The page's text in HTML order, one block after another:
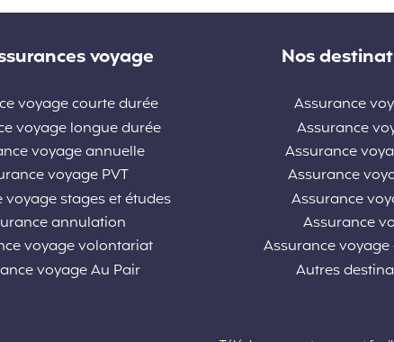
voyage
voyage courte durée
voyage longue durée
voyage annuelle
voyage PVT
voyage stages et études
annulation
voyage volontariat
voyage Au Pair
Nos
Assurance
Assurance
Assurance
Assurance
Assurance
Assurance
Assurance
Autres